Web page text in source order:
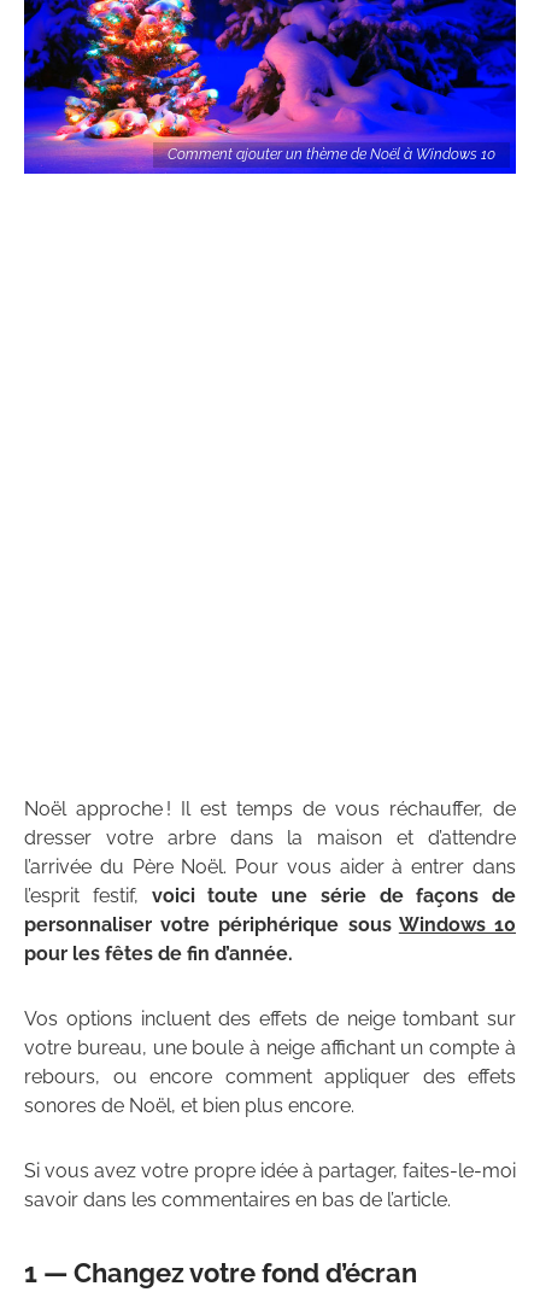
Comment ajouter un thème de Noël à Windows 10
Noël approche ! Il est temps de vous réchauffer, de
dresser votre arbre dans la maison et d’attendre
l’arrivée du Père Noël. Pour vous aider à entrer dans
l’esprit festif, voici toute une série de façons de
personnaliser votre périphérique sous Windows 10
pour les fêtes de fin d’année.
Vos options incluent des effets de neige tombant sur
votre bureau, une boule à neige affichant un compte à
rebours, ou encore comment appliquer des effets
sonores de Noël, et bien plus encore.
Si vous avez votre propre idée à partager, faites-le-moi
savoir dans les commentaires en bas de l’article.
1 — Changez votre fond d’écran